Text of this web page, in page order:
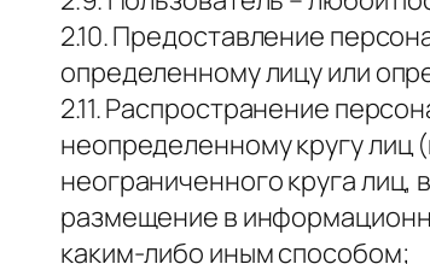
2.10. Предоставление
определенному лицу или
2.11. Распространение
неопределенному кругу
неограниченного круга
размещение в
каким-либо иным способом;